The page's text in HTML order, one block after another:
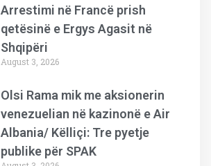
Arrestimi në Francë prish
qetësinë e Ergys Agasit në
Shqipëri
August 3, 2026
Olsi Rama mik me aksionerin
venezuelian në kazinonë e Air
Albania/ Këlliçi: Tre pyetje
publike për SPAK